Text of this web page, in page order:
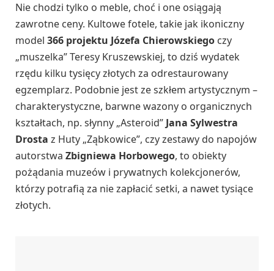
Nie chodzi tylko o meble, choć i one osiągają
zawrotne ceny. Kultowe fotele, takie jak ikoniczny
model 366 projektu Józefa Chierowskiego czy
„muszelka” Teresy Kruszewskiej, to dziś wydatek
rzędu kilku tysięcy złotych za odrestaurowany
egzemplarz. Podobnie jest ze szkłem artystycznym –
charakterystyczne, barwne wazony o organicznych
kształtach, np. słynny „Asteroid” Jana Sylwestra
Drosta z Huty „Ząbkowice”, czy zestawy do napojów
autorstwa Zbigniewa Horbowego, to obiekty
pożądania muzeów i prywatnych kolekcjonerów,
którzy potrafią za nie zapłacić setki, a nawet tysiące
złotych.